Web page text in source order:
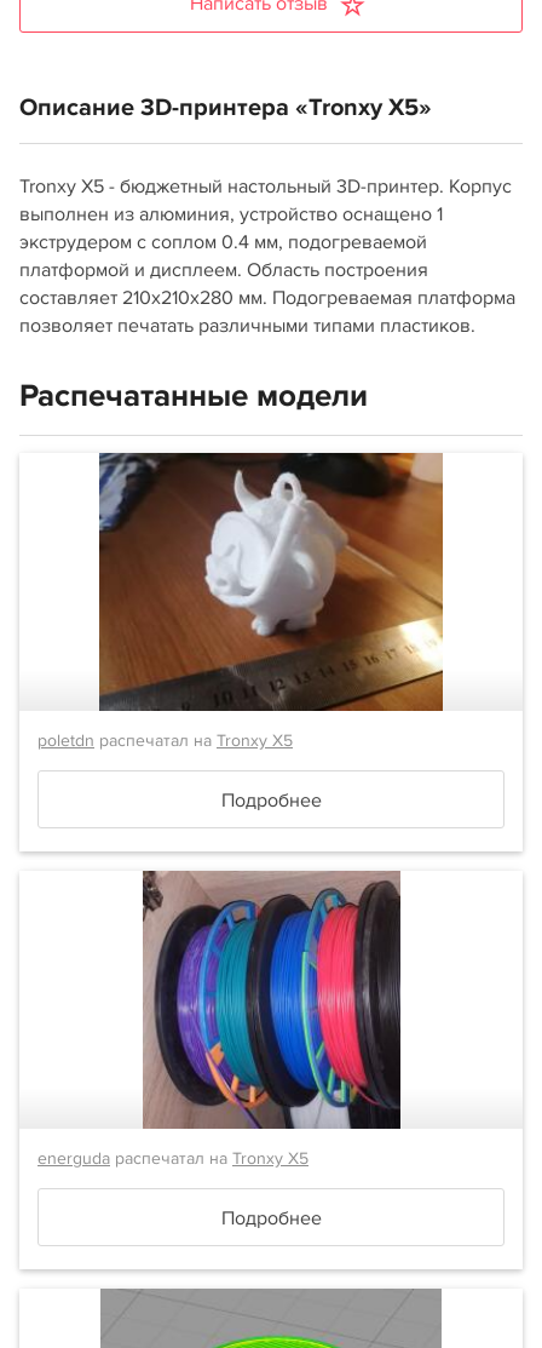
Описание 3D-принтера «Tronxy X5»
Tronxy X5 - бюджетный настольный 3D-принтер. Корпус
выполнен из алюминия, устройство оснащено 1
экструдером с соплом 0.4 мм, подогреваемой
платформой и дисплеем. Область построения
составляет 210x210x280 мм. Подогреваемая платформа
позволяет печатать различными типами пластиков.
Распечатанные модели
poletdn распечатал на Tronxy X5
Подробнее
energuda распечатал на Tronxy X5
Подробнее